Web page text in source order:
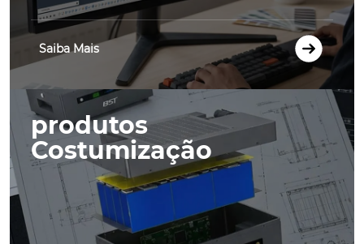
Saiba Mais
produtos
Costumização